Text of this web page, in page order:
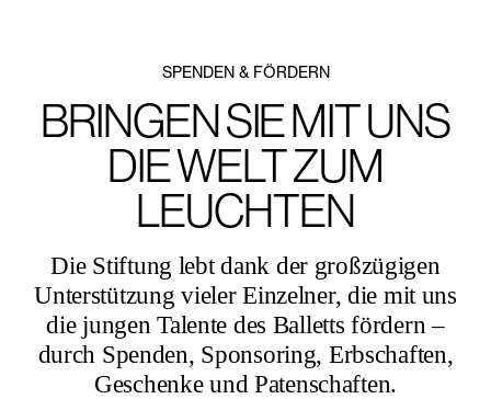
SPENDEN & FÖRDERN
BRINGEN SIE MIT UNS
DIE WELT ZUM
LEUCHTEN
Die Stiftung lebt dank der großzügigen
Unterstützung vieler Einzelner, die mit uns
die jungen Talente des Balletts fördern –
durch Spenden, Sponsoring, Erbschaften,
Geschenke und Patenschaften.